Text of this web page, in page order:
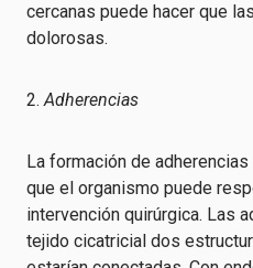
cercanas puede hacer que
dolorosas.
2.Adherencias
La formación de
que el organismo puede
intervención quirúrgica. Las
tejido cicatricial dos